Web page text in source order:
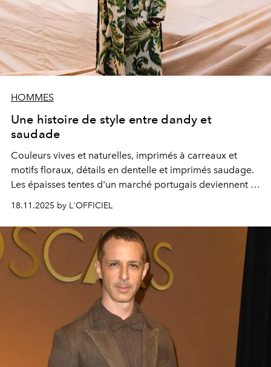
HOMMES
Une histoire de style entre dandy et
saudade
Couleurs vives et naturelles, imprimés à carreaux et
motifs floraux, détails en dentelle et imprimés saudage.
Les épaisses tentes d'un marché portugais deviennent le
18.11.2025 by L'OFFICIEL